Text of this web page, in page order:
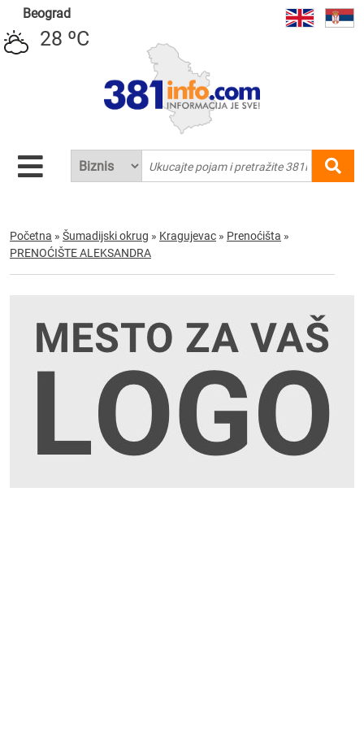
Beograd
28 ºC
Početna » Šumadijski okrug » Kragujevac » Prenoćišta »
PRENOĆIŠTE ALEKSANDRA